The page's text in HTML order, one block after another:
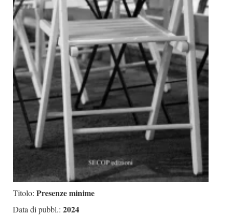
Giallo Stresa
Premio Chiara
Tabù Festival 2014
A Tutto Volume
Salone di Torino
Marketing
Titolo: Presenze minime
Data di pubbl.: 2024